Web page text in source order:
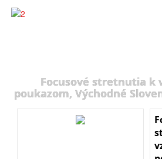
Focusové stretnutia k
poukazom, Východné